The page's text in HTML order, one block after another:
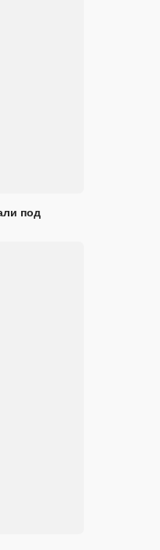
под